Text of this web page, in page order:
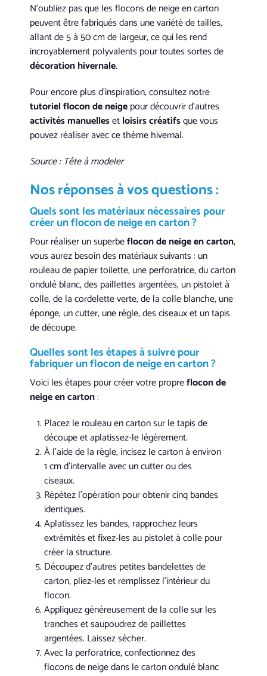
N’oubliez pas que les flocons de neige en carton
peuvent être fabriqués dans une variété de tailles,
allant de 5 à 50 cm de largeur, ce qui les rend
incroyablement polyvalents pour toutes sortes de
décoration hivernale.
Pour encore plus d’inspiration, consultez notre
tutoriel flocon de neigepour découvrir d’autres
activités manuellesetloisirs créatifsque vous
pouvez réaliser avec ce thème hivernal.
Source : Tête à modeler
Nos réponses à vos questions :
Quels sont les matériaux nécessaires pour
créer unflocon de neige en carton?
Pour réaliser un superbeflocon de neige en carton,
vous aurez besoin des matériaux suivants : un
rouleau de papier toilette, une perforatrice, du carton
ondulé blanc, des paillettes argentées, un pistolet à
colle, de la cordelette verte, de la colle blanche, une
éponge, un cutter, une règle, des ciseaux et un tapis
de découpe.
Quelles sont les étapes à suivre pour
fabriquer unflocon de neige en carton?
Voici les étapes pour créer votre propreflocon de
neige en carton:
Placez le rouleau en carton sur le tapis de
découpe et aplatissez-le légèrement.
À l’aide de la règle, incisez le carton à environ
1 cm d’intervalle avec un cutter ou des
ciseaux.
Répétez l’opération pour obtenir cinq bandes
identiques.
Aplatissez les bandes, rapprochez leurs
extrémités et fixez-les au pistolet à colle pour
créer la structure.
Découpez d’autres petites bandelettes de
carton, pliez-les et remplissez l’intérieur du
flocon.
Appliquez généreusement de la colle sur les
tranches et saupoudrez de paillettes
argentées. Laissez sécher.
Avec la perforatrice, confectionnez des
flocons de neige dans le carton ondulé blanc